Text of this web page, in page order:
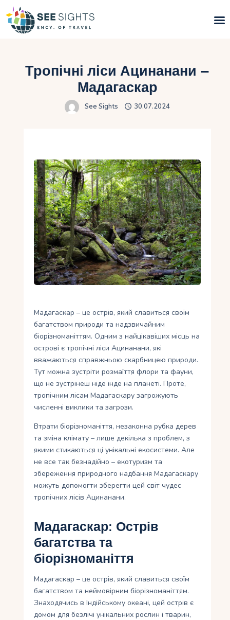
Типи Турів
Інфо
Блог
Контакти
Укр
Тропічні ліси Ацинанани –
Мадагаскар
See Sights 30.07.2024
Мадагаскар – це острів, який славиться своїм
багатством природи та надзвичайним
біорізноманіттям. Одним з найцікавіших місць на
острові є тропічні ліси Ацинанани, які
вважаються справжньою скарбницею природи.
Тут можна зустріти розмаїття флори та фауни,
що не зустрінеш ніде інде на планеті. Проте,
тропічним лісам Мадагаскару загрожують
численні виклики та загрози.
Втрати біорізноманіття, незаконна рубка дерев
та зміна клімату – лише декілька з проблем, з
якими стикаються ці унікальні екосистеми. Але
не все так безнадійно – екотуризм та
збереження природного надбання Мадагаскару
можуть допомогти зберегти цей світ чудес
тропічних лісів Ацинанани.
Мадагаскар: Острів
багатства та
біорізноманіття
Мадагаскар – це острів, який славиться своїм
багатством та неймовірним біорізноманіттям.
Знаходячись в Індійському океані, цей острів є
домом для безлічі унікальних рослин і тварин,